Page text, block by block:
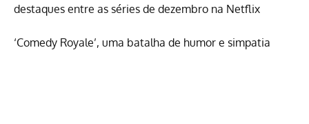
destaques entre as séries de dezembro na Netflix
‘Comedy Royale’, uma batalha de humor e simpatia